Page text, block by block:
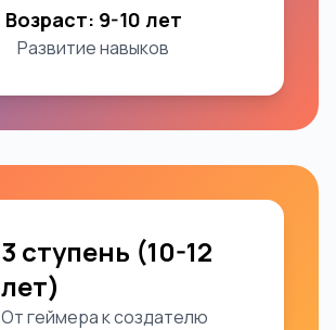
Возраст: 9-10 лет
Развитие навыков
3 ступень (10-12
лет)
От геймера к создателю